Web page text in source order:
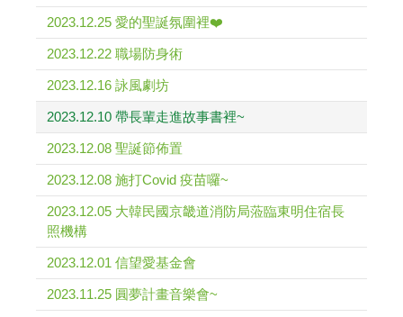
2023.12.25 愛的聖誕氛圍裡❤️
2023.12.22 職場防身術
2023.12.16 詠風劇坊
2023.12.10 帶長輩走進故事書裡~
2023.12.08 聖誕節佈置
2023.12.08 施打Covid 疫苗囉~
2023.12.05 大韓民國京畿道消防局蒞臨東明住宿長
照機構
2023.12.01 信望愛基金會
2023.11.25 圓夢計畫音樂會~